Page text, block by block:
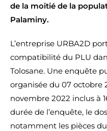
de la moitié de la
Palaminy.
L’entreprise URBA2D
compatibilité du PLU
Tolosane. Une enquête
organisée du 07 octobre
novembre 2022 inclus à
durée de l’enquête, le
notamment les pièces